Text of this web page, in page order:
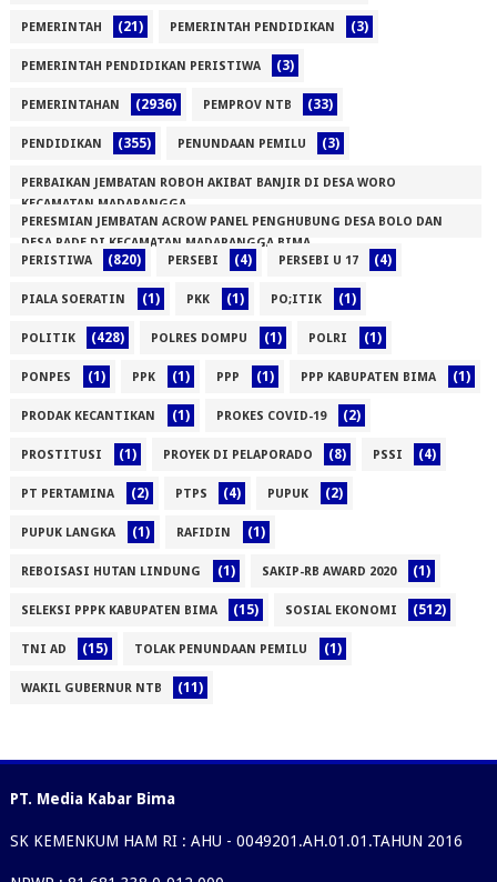
PEMERINTAH (21) PEMERINTAH PENDIDIKAN (3)
PEMERINTAH PENDIDIKAN PERISTIWA (3)
PEMERINTAHAN (2936) PEMPROV NTB (33)
PENDIDIKAN (355) PENUNDAAN PEMILU (3)
PERBAIKAN JEMBATAN ROBOH AKIBAT BANJIR DI DESA WORO
KECAMATAN MADAPANGGA
(1)PERESMIAN JEMBATAN ACROW PANEL PENGHUBUNG DESA BOLO DAN
DESA RADE DI KECAMATAN MADAPANGGA BIMA
(1)PERISTIWA (820) PERSEBI (4) PERSEBI U 17 (4)
PIALA SOERATIN (1) PKK (1) PO;ITIK (1)
POLITIK (428) POLRES DOMPU (1) POLRI (1)
PONPES (1) PPK (1) PPP (1) PPP KABUPATEN BIMA (1)
PRODAK KECANTIKAN (1) PROKES COVID-19 (2)
PROSTITUSI (1) PROYEK DI PELAPORADO (8) PSSI (4)
PT PERTAMINA (2) PTPS (4) PUPUK (2)
PUPUK LANGKA (1) RAFIDIN (1)
REBOISASI HUTAN LINDUNG (1) SAKIP-RB AWARD 2020 (1)
SELEKSI PPPK KABUPATEN BIMA (15) SOSIAL EKONOMI (512)
TNI AD (15) TOLAK PENUNDAAN PEMILU (1)
WAKIL GUBERNUR NTB (11)
PT. Media Kabar Bima
SK KEMENKUM HAM RI : AHU - 0049201.AH.01.01.TAHUN 2016